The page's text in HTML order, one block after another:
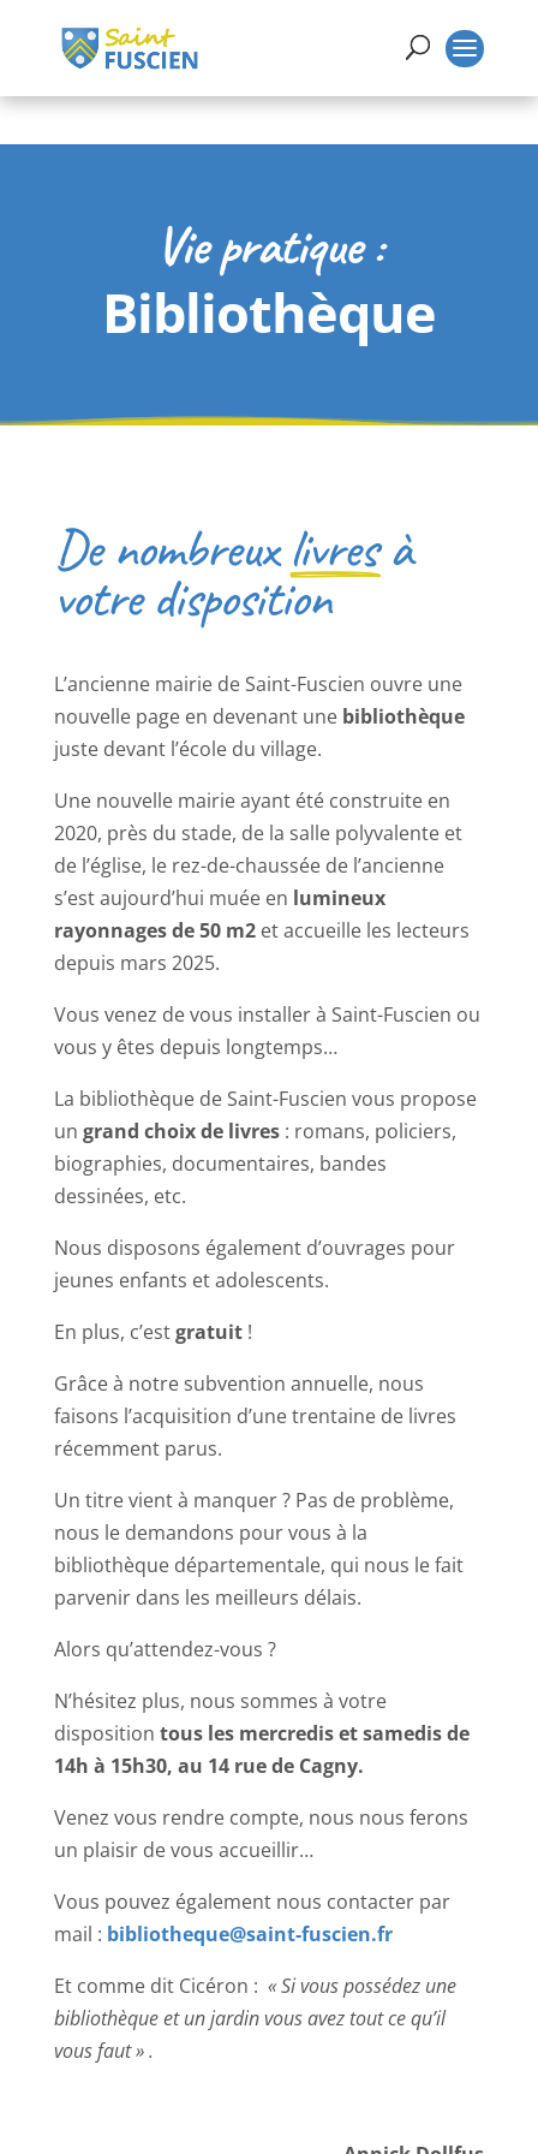
Vie pratique :
Bibliothèque
De nombreux livres à
votre disposition
L’ancienne mairie de Saint-Fuscien ouvre une
nouvelle page en devenant une bibliothèque
juste devant l’école du village.
Une nouvelle mairie ayant été construite en
2020, près du stade, de la salle polyvalente et
de l’église, le rez-de-chaussée de l’ancienne
s’est aujourd’hui muée en lumineux
rayonnages de 50 m2et accueille les lecteurs
depuis mars 2025.
Vous venez de vous installer à Saint-Fuscien ou
vous y êtes depuis longtemps…
La bibliothèque de Saint-Fuscien vous propose
un grand choix de livres: romans, policiers,
biographies, documentaires, bandes
dessinées, etc.
Nous disposons également d’ouvrages pour
jeunes enfants et adolescents.
En plus, c’estgratuit!
Grâce à notre subvention annuelle, nous
faisons l’acquisition d’une trentaine de livres
récemment parus.
Un titre vient à manquer ? Pas de problème,
nous le demandons pour vous à la
bibliothèque départementale, qui nous le fait
parvenir dans les meilleurs délais.
Alors qu’attendez-vous ?
N’hésitez plus, nous sommes à votre
disposition tous les mercredis et samedis de
14h à 15h30, au 14 rue de Cagny.
Venez vous rendre compte, nous nous ferons
un plaisir de vous accueillir…
Vous pouvez également nous contacter par
mail : bibliotheque@saint-fuscien.fr
Et comme dit Cicéron : « Si vous possédez une
bibliothèque et un jardin vous avez tout ce qu’il
vous faut » .